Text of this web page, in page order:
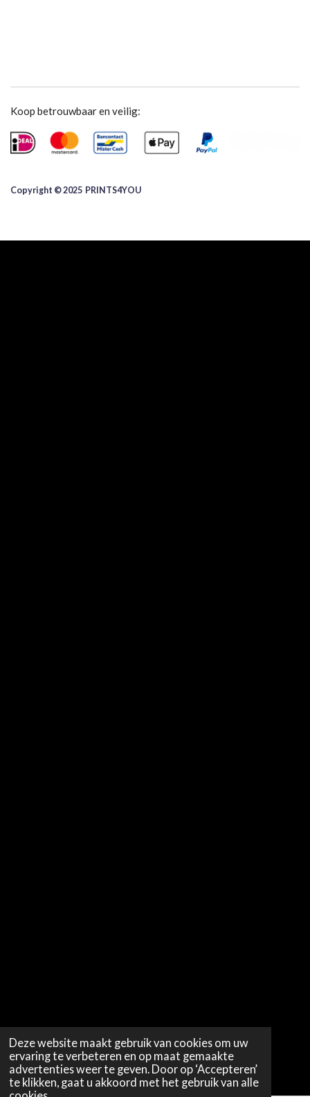
Deze website maakt gebruik van cookies om uw
ervaring te verbeteren en op maat gemaakte
advertenties weer te geven. Door op ‘Accepteren’
te klikken, gaat u akkoord met het gebruik van alle
Koop betrouwbaar en veilig:
Copyright © 2025 ​PRINTS4YOU